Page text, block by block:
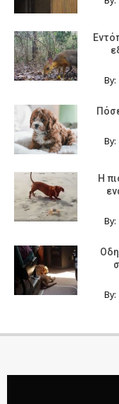
By:
By:
Η
By:
By: